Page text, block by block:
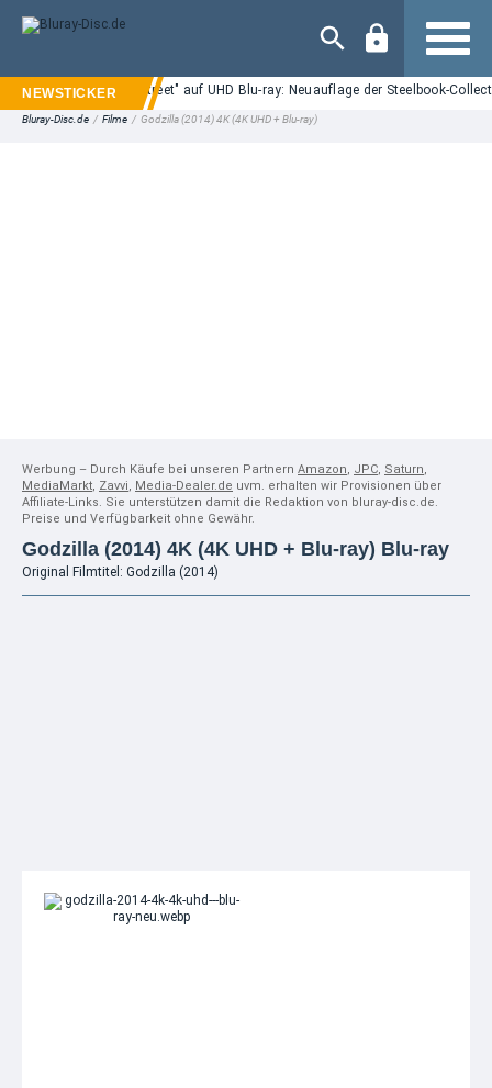
Navigation
"Nightmare on Elm Street" auf UHD Blu-ray: Neuauflage der Steelbook-
Bluray-Disc.de / Filme / Godzilla (2014) 4K (4K UHD + Blu-ray)
Werbung – Durch Käufe bei unseren Partnern Amazon, JPC, Saturn,
MediaMarkt, Zavvi, Media-Dealer.de uvm. erhalten wir Provisionen über
Affiliate-Links. Sie unterstützen damit die Redaktion von bluray-disc.de.
Preise und Verfügbarkeit ohne Gewähr.
Godzilla (2014) 4K (4K UHD + Blu-ray) Blu-ray
Original Filmtitel: Godzilla (2014)